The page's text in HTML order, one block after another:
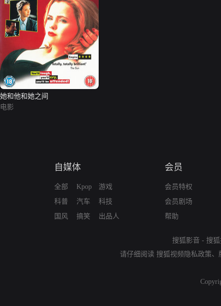
她和他和她之间
电影
自媒体
全部
科普
国风
Kpop
汽车
搞笑
游戏
科技
出品人
会员
会员特权
会员剧场
帮助
搜狐影音 - 搜
请仔细阅读 搜狐视频隐私政策、